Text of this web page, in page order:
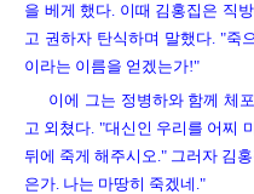
을 베게 했다. 이때 김홍집은 직
고 권하자 탄식하며 말했다. "죽
이라는 이름을 얻겠는가!"
이에 그는 정병하와 함께 체
고 외쳤다. "대신인 우리를 어찌
뒤에 죽게 해주시오." 그러자 김
은가. 나는 마땅히 죽겠네."